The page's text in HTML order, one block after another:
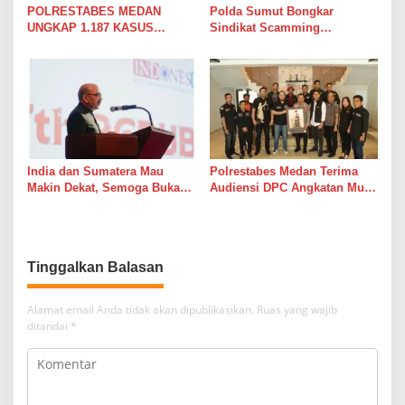
POLRESTABES MEDAN
UNGKAP 1.187 KASUS
MUSNAHKAN PULUHAN
KILOGRAM BARANG BUKTI
Polda Sumut Bongkar
Sindikat Scamming
Medan, Korban Rugi Rp6,7
India dan Sumatera Mau
Makin Dekat, Semoga Bukan
Polrestabes Medan Terima
Audiensi DPC Angkatan Muda
Tinggalkan Balasan
Alamat email Anda tidak akan dipublikasikan. Ruas yang wajib
ditandai *